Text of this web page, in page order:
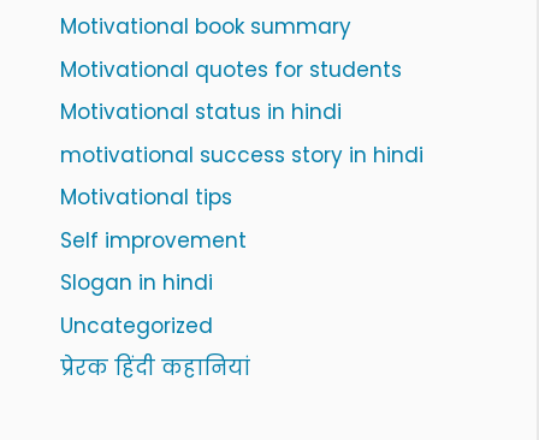
Motivational book summary
Motivational quotes for students
Motivational status in hindi
motivational success story in hindi
Motivational tips
Self improvement
Slogan in hindi
Uncategorized
प्रेरक हिंदी कहानियां